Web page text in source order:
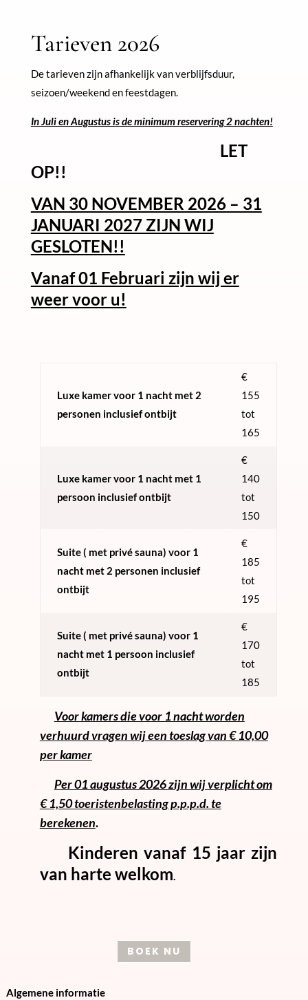
Tarieven 2026
De tarieven zijn afhankelijk van verblijfsduur,
seizoen/weekend en feestdagen.
In Juli en Augustus is de minimum reservering 2 nachten!
LET
OP!!
VAN 30 NOVEMBER 2026 – 31
JANUARI 2027 ZIJN WIJ
GESLOTEN!!
Vanaf 01 Februari zijn wij er
weer voor u!
Luxe kamer voor 1 nacht met 2
personen inclusief ontbijt
€
155
tot
165
Luxe kamer voor 1 nacht met 1
persoon inclusief ontbijt
€
140
tot
150
Suite ( met privé sauna) voor 1
nacht met 2 personen inclusief
ontbijt
€
185
tot
195
Suite ( met privé sauna) voor 1
nacht met 1 persoon inclusief
ontbijt
€
170
tot
185
Voor kamers die voor 1 nacht worden
verhuurd vragen wij een toeslag van € 10,00
per kamer
Per 01 augustus 2026 zijn wij verplicht om
€ 1,50 toeristenbelasting p.p.p.d. te
berekenen.
Kinderen vanaf 15 jaar zijn
van harte welkom
BOEK NU
Algemene informatie